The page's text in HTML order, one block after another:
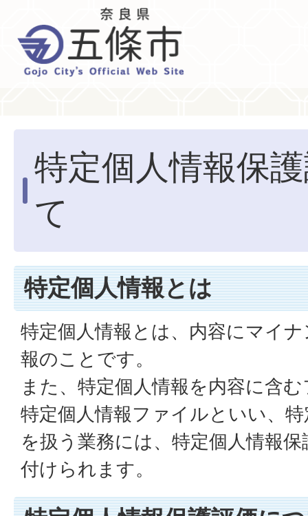
特定個人情報保
て
特定個人情報とは
特定個人情報とは、内容にマイ
報のことです。
また、特定個人情報を内容に含
特定個人情報ファイルといい、
を扱う業務には、特定個人情報
付けられます。